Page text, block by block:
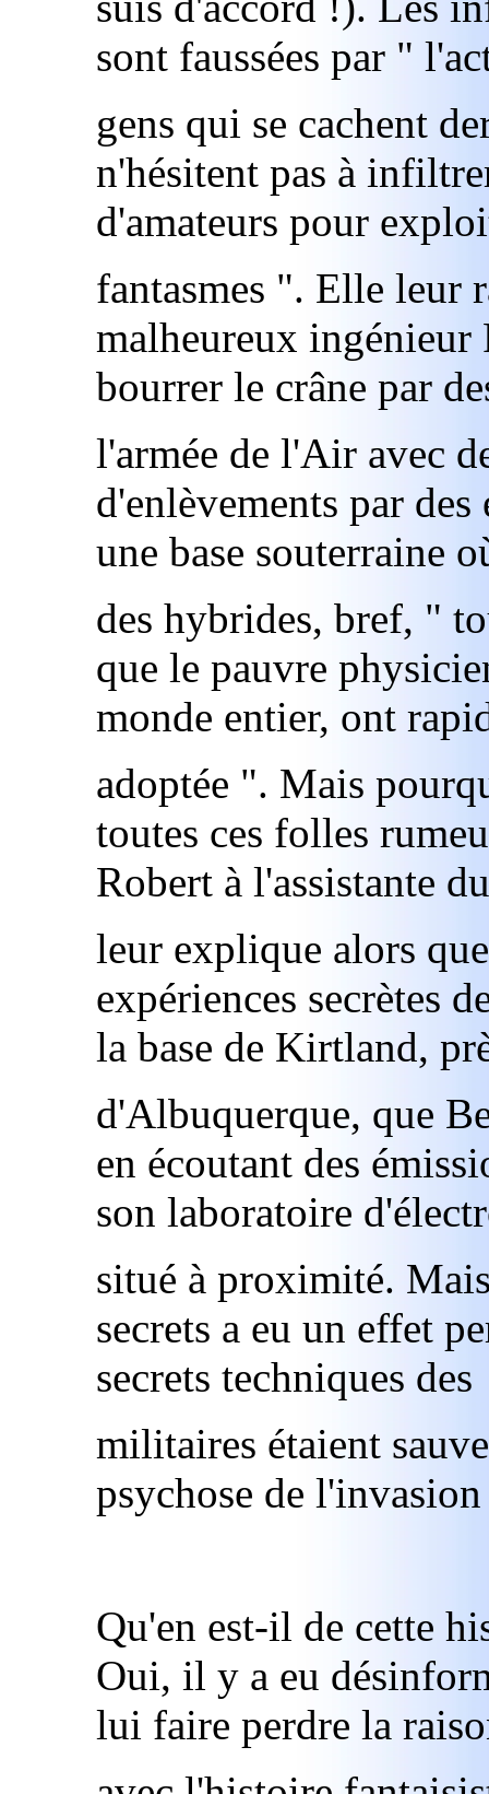
sont faussées par "
gens qui se cachent
n'hésitent pas à
d'amateurs pour
fantasmes ". Elle leur
malheureux
bourrer le crâne par
l'armée de l'Air avec
d'enlèvements par
une base souterraine
des hybrides, bref, "
que le pauvre
monde entier, ont
adoptée ". Mais
toutes ces folles
Robert à l'assistante
leur explique alors
expériences secrètes
la base de Kirtland,
d'Albuquerque, que
en écoutant des
son laboratoire
situé à proximité.
secrets a eu un effet
secrets techniques des
militaires étaient
psychose de
Qu'en est-il de cette
Oui, il y a eu
lui faire perdre la